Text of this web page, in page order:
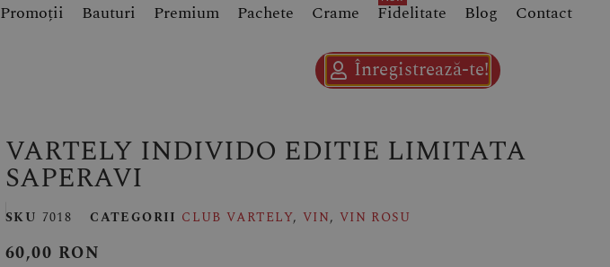
Promoții Bauturi Premium Pachete Crame Fidelitate Blog Contact
VARTELY INDIVIDO EDITIE LIMITATA
SAPERAVI
SKU 7018 CATEGORII CLUB VARTELY, VIN, VIN ROSU
60,00 RON
Înregistrează-te!